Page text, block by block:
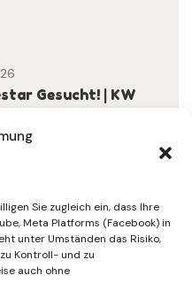
Sie zugleich ein, dass Ihre
Meta Platforms (Facebook) in
unter Umständen das Risiko,
Kontroll- und zu
auch ohne
Gesucht! | KW
| KW 31/…